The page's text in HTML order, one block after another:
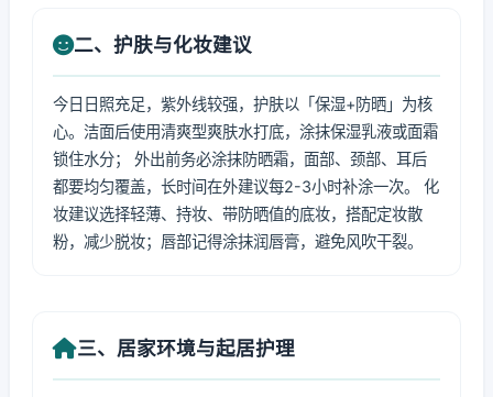
二、护肤与化妆建议
今日日照充足，紫外线较强，护肤以「保湿+防晒」为核
心。洁面后使用清爽型爽肤水打底，涂抹保湿乳液或面霜
锁住水分； 外出前务必涂抹防晒霜，面部、颈部、耳后
都要均匀覆盖，长时间在外建议每2-3小时补涂一次。 化
妆建议选择轻薄、持妆、带防晒值的底妆，搭配定妆散
粉，减少脱妆；唇部记得涂抹润唇膏，避免风吹干裂。
三、居家环境与起居护理